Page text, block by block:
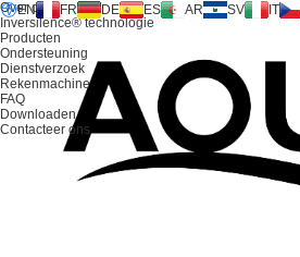
Over ons
Inversilence® technologie
Producten
Ondersteuning
Dienstverzoek
Rekenmachine
FAQ
Downloaden
Contacteer ons
EN FR DE ES AR SV IT